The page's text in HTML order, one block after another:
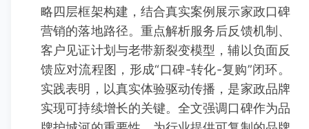
略四层框架构建，结合真实案例展示家政口碑
营销的落地路径。重点解析服务后反馈机制、
客户见证计划与老带新裂变模型，辅以负面反
馈应对流程图，形成“口碑-转化-复购”闭环。
实践表明，以真实体验驱动传播，是家政品牌
实现可持续增长的关键。全文强调口碑作为品